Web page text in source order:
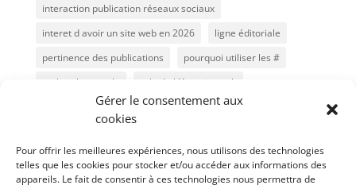
Gérer le consentement aux
cookies
Pour offrir les meilleures expériences, nous utilisons des technologies
telles que les cookies pour stocker et/ou accéder aux informations des
appareils. Le fait de consentir à ces technologies nous permettra de
interaction publication réseaux sociaux
interet d avoir un site web en 2026
ligne éditoriale
pertinence des publications
pourquoi utiliser les #
recherche google
role de l IA et site web
référencement
Référencement Google
secrets algorithmes facebook
seo
SEO et IA
Site internet WordPress Meylan
site vitrine